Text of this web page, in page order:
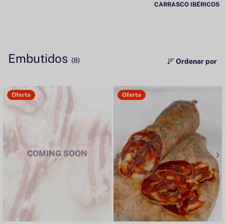
CARRASCO IBÉRICOS
Embutidos (8) Ordenar por
COMING SOON
Oferta Oferta